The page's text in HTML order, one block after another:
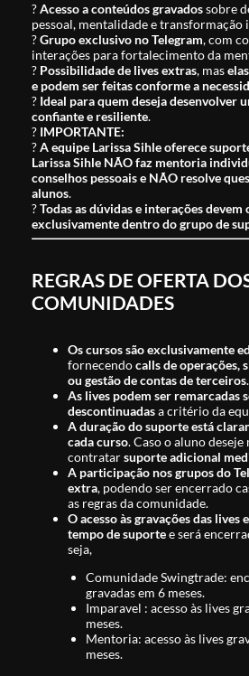
?Acesso a conteúdos gravadossobre
pessoal, mentalidade e transformação
?Grupo exclusivo no Telegram, com
interações para fortalecimento da
? Possibilidade de lives extras, mas
e podem ser feitas conforme a
? Ideal para quem deseja desenvolver
confiante e resiliente.
? IMPORTANTE:
?A equipe Larissa Sihle oferece
Larissa Sihle NÃO faz mentoria
conselhos pessoais e NÃO resolve
alunos.
?Todas as dúvidas e interações
exclusivamente dentro do grupo de
REGRAS DE OFERTA
COMUNIDADES
Os cursos são exclusivamente
fornecendocalls de operações,
ou gestão de contas de terceiros.
As lives podem ser remarcadas
descontinuadasa critério da
A duração do suporte está
cada curso. Caso o aluno
contratarsuporte adicional
A participação nos grupos do
extra, podendo ser encerrado
as regras da comunidade.
O acesso às gravações das lives
tempo de suportee será
seja,
Comunidade Swingtrade:
gravadas em 6 meses.
Imparavel : acesso às lives
meses.
Mentoria: acesso às lives
meses.